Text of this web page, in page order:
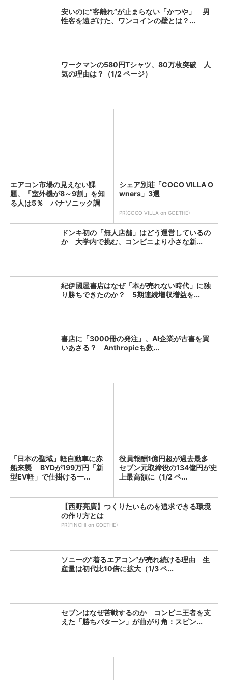
安いのに“客離れ”が止まらない「かつや」 男
性客を遠ざけた、ワンコインの壁とは？...
ワークマンの580円Tシャツ、80万枚突破 人
気の理由は？（1/2 ページ）
エアコン市場の見えない課
題、「室外機が8～9割」を知
る人は5％ パナソニック調
シェア別荘「COCO VILLA O
wners」3選
PR(COCO VILLA on GOETHE)
ドンキ初の「無人店舗」はどう運営しているの
か 大学内で挑む、コンビニより小さな新...
紀伊國屋書店はなぜ「本が売れない時代」に独
り勝ちできたのか？ 5期連続増収増益を...
書店に「3000冊の発注」、AI企業が古書を買
いあさる？ Anthropicも数...
「日本の聖域」軽自動車に赤
船来襲 BYDが199万円「新
型EV軽」で仕掛ける一...
役員報酬1億円超が過去最多
セブン元取締役の134億円が史
上最高額に（1/2 ペ...
【西野亮廣】つくりたいものを追求できる環境
の作り方とは
PR(FINCHI on GOETHE)
ソニーの“着るエアコン”が売れ続ける理由 生
産量は初代比10倍に拡大（1/3 ペ...
セブンはなぜ苦戦するのか コンビニ王者を支
えた「勝ちパターン」が曲がり角：スピン...